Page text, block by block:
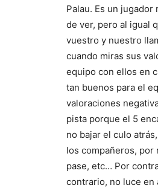
Palau. Es un jugador
de ver, pero al igual
vuestro y nuestro
cuando miras sus
equipo con ellos en
tan buenos para el
valoraciones
pista porque el 5
no bajar el culo
los compañeros, por
pase, etc… Por
contrario, no luce en